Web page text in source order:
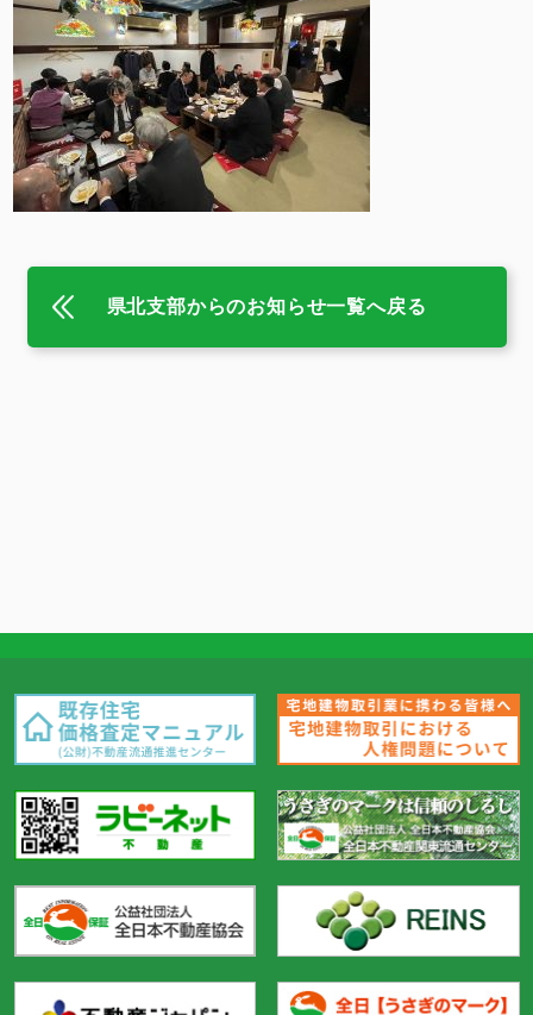
県北支部からのお知らせ一覧へ戻る